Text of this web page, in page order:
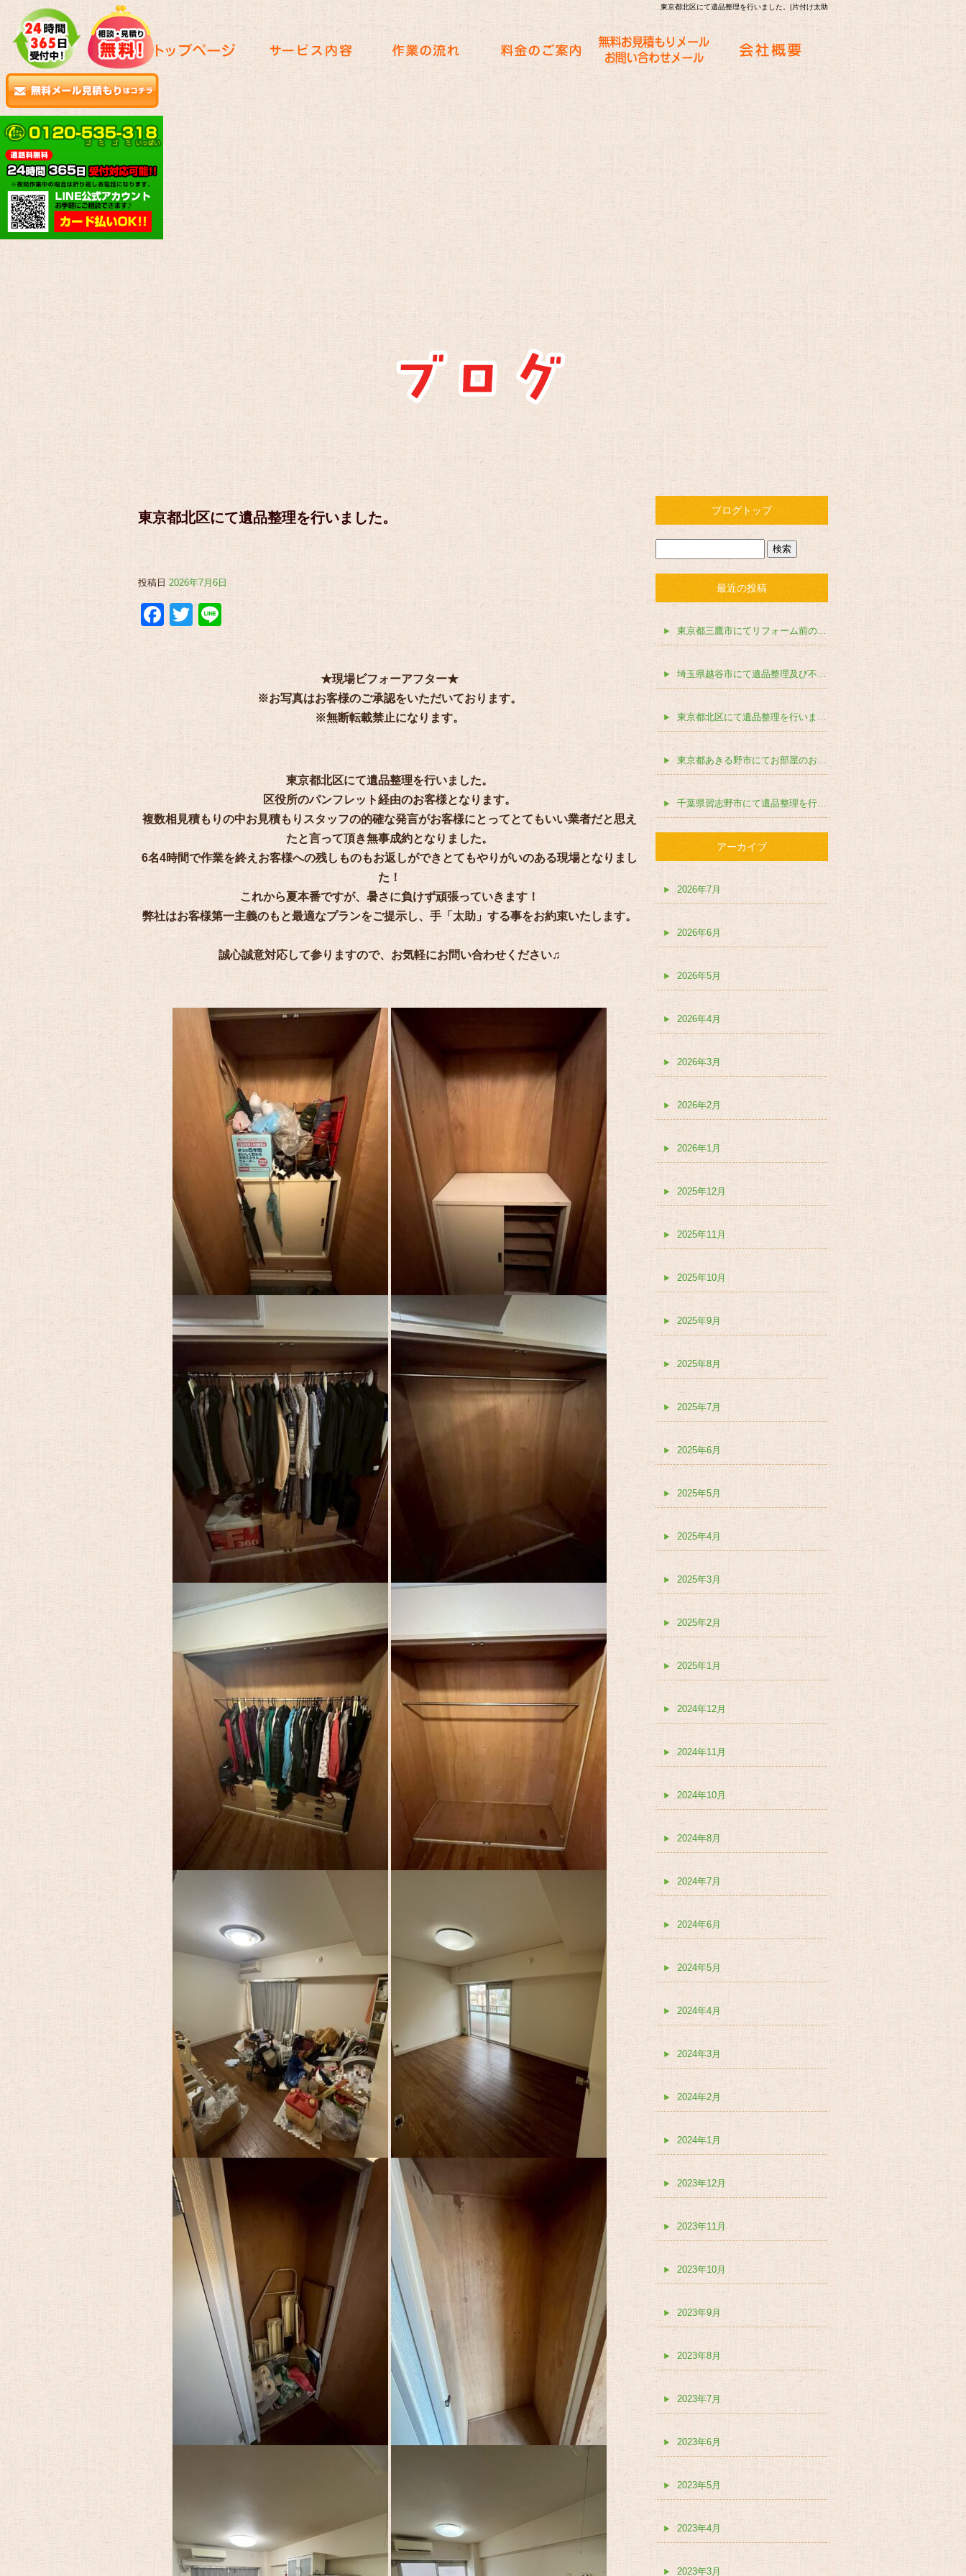
東京都北区にて遺品整理を行いました。|片付け太助
東京都北区にて遺品整理を行いました。
投稿日 2026年7月6日
Facebook
Twitter
Line
★現場ビフォーアフター★
※お写真はお客様のご承認をいただいております。
※無断転載禁止になります。
東京都北区にて遺品整理を行いました。
区役所のパンフレット経由のお客様となります。
複数相見積もりの中お見積もりスタッフの的確な発言がお客様にとってとてもいい業者だと思え
たと言って頂き無事成約となりました。
6名4時間で作業を終えお客様への残しものもお返しができとてもやりがいのある現場となりまし
た！
これから夏本番ですが、暑さに負けず頑張っていきます！
弊社はお客様第一主義のもと最適なプランをご提示し、手「太助」する事をお約束いたします。
誠心誠意対応して参りますので、お気軽にお問い合わせください♫
ブログトップ
最近の投稿
東京都三鷹市にてリフォーム前の不用品撤去を行いました。
埼玉県越谷市にて遺品整理及び不動産売却前のお片付けを行いました。
東京都北区にて遺品整理を行いました。
東京都あきる野市にてお部屋のお片付けを行いました。
千葉県習志野市にて遺品整理を行いました。
アーカイブ
2026年7月
2026年6月
2026年5月
2026年4月
2026年3月
2026年2月
2026年1月
2025年12月
2025年11月
2025年10月
2025年9月
2025年8月
2025年7月
2025年6月
2025年5月
2025年4月
2025年3月
2025年2月
2025年1月
2024年12月
2024年11月
2024年10月
2024年8月
2024年7月
2024年6月
2024年5月
2024年4月
2024年3月
2024年2月
2024年1月
2023年12月
2023年11月
2023年10月
2023年9月
2023年8月
2023年7月
2023年6月
2023年5月
2023年4月
2023年3月